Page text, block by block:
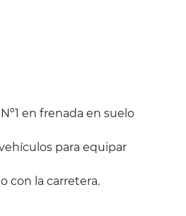
en frenada en suelo
para equipar
con la carretera.